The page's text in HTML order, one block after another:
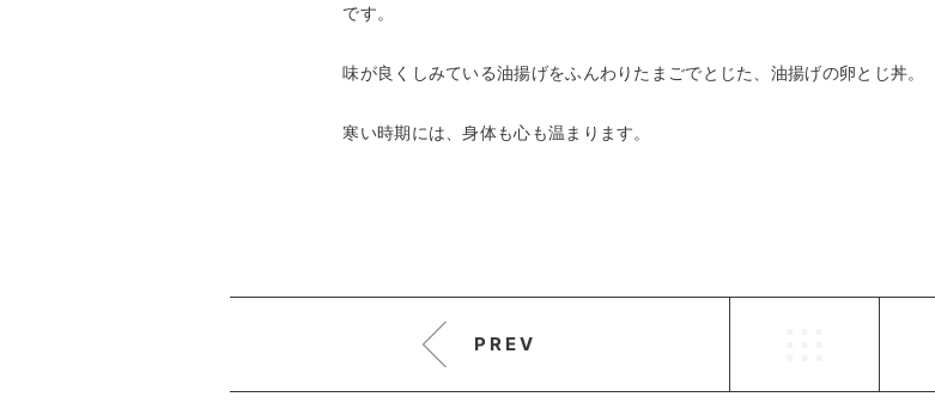
です。
味が良くしみている油揚げをふんわりたまごでとじた、油揚げの卵とじ丼。
寒い時期には、身体も心も温まります。
PREV